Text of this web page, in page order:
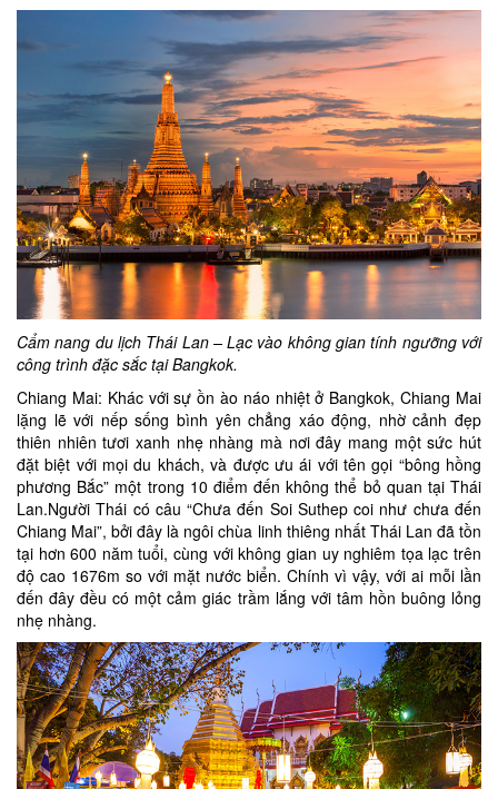
Cẩm nang du lịch Thái Lan – Lạc vào không gian tính ngưỡng với
công trình đặc sắc tại Bangkok.
Chiang Mai: Khác với sự ồn ào náo nhiệt ở Bangkok, Chiang Mai
lặng lẽ với nếp sống bình yên chẳng xáo động, nhờ cảnh đẹp
thiên nhiên tươi xanh nhẹ nhàng mà nơi đây mang một sức hút
đặt biệt với mọi du khách, và được ưu ái với tên gọi “bông hồng
phương Bắc” một trong 10 điểm đến không thể bỏ quan tại Thái
Lan.Người Thái có câu “Chưa đến Soi Suthep coi như chưa đến
Chiang Mai”, bởi đây là ngôi chùa linh thiêng nhất Thái Lan đã tồn
tại hơn 600 năm tuổi, cùng với không gian uy nghiêm tọa lạc trên
độ cao 1676m so với mặt nước biển. Chính vì vậy, với ai mỗi lần
đến đây đều có một cảm giác trầm lắng với tâm hồn buông lỏng
nhẹ nhàng.